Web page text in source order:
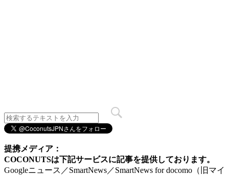
提携メディア：
COCONUTSは下記サービスに記事を提供しております。
Googleニュース／SmartNews／SmartNews for docomo（旧マイ